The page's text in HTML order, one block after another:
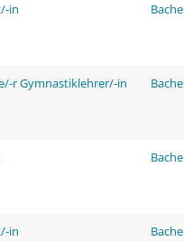
in
r Gymnastiklehrer/-in
in